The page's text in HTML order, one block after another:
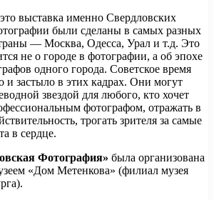
выставка именно Свердловских
были сделаны в самых разных
— Москва, Одесса, Урал и т.д. Это
не о городе в фотографии, а об эпохе
одного города. Советское время
и застыло в этих кадрах. Они могут
звездой для любого, кто хочет
фотографом, отражать в
трогать зрителя за самые
в сердце.
Фотография» была организована
«Дом Метенкова» (филиал музея